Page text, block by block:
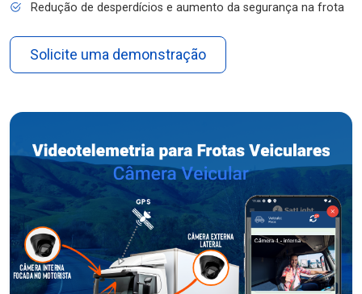
Redução de desperdícios e aumento da segurança na frota
Solicite uma demonstração